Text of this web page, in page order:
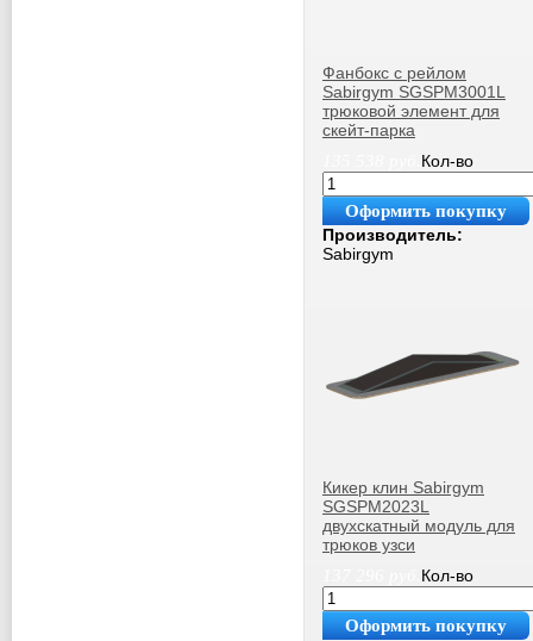
Фанбокс с рейлом
Sabirgym SGSPM3001L
трюковой элемент для
скейт-парка
Кол-во
Оформить покупку
Производитель:
Sabirgym
Кикер клин Sabirgym
SGSPM2023L
двухскатный модуль для
трюков узси
Кол-во
Оформить покупку